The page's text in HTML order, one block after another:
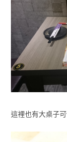
這裡也有大桌子